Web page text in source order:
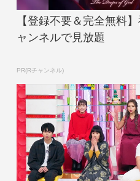
【登録不要＆完全無料
ャンネルで見放題
PR(Rチャンネル)